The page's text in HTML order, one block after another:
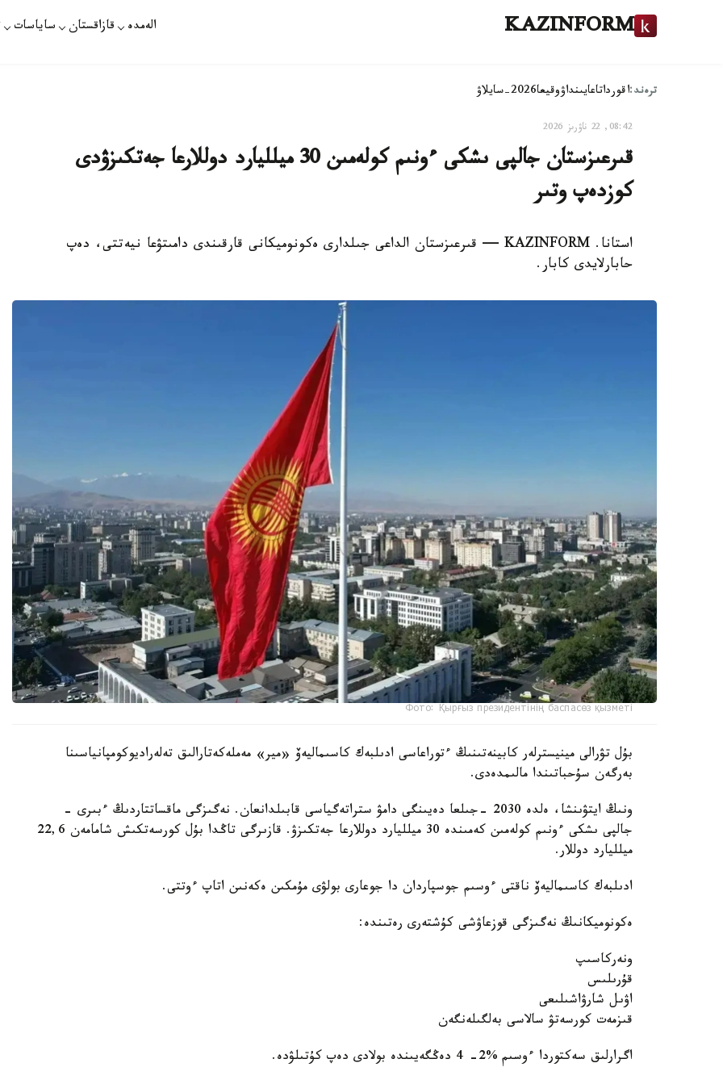
KAZINFORM الەمدە قازاقستان ساياسات
ترەند:اقورداتاعايىنداۋوقيعا2026-سايلاۋ
08:42, 22 ناۋرىز 2026
قىرعىزستان جالپى ىشكى ءونىم كولەمىن 30 ميلليارد دوللارعا جەتكىزۋدى
كوزدەپ وتىر
استانا. KAZINFORM — قىرعىزستان الداعى جىلدارى ەكونوميكانى قارقىندى دامىتۋعا نيەتتى، دەپ
حابارلايدى كابار.
Фото: Қырғыз президентінің баспасөз қызметі
بۇل تۋرالى مينيسترلەر كابينەتىنىڭ ءتوراعاسى ادىلبەك كاسىماليەۆ «مير» مەملەكەتارالىق تەلەراديوكومپانياسىنا
بەرگەن سۇحباتىندا مالىمدەدى.
ونىڭ ايتۋىنشا، ەلدە 2030 -جىلعا دەيىنگى دامۋ ستراتەگياسى قابىلدانعان. نەگىزگى ماقساتتاردىڭ ءبىرى -
جالپى ىشكى ءونىم كولەمىن كەمىندە 30 ميلليارد دوللارعا جەتكىزۋ. قازىرگى تاڭدا بۇل كورسەتكىش شامامەن 22,6
ميلليارد دوللار.
ادىلبەك كاسىماليەۆ ناقتى ءوسىم جوسپاردان دا جوعارى بولۋى مۇمكىن ەكەنىن اتاپ ءوتتى.
ەكونوميكانىڭ نەگىزگى قوزعاۋشى كۇشتەرى رەتىندە:
ونەركاسىپ
قۇرىلىس
اۋىل شارۋاشىلىعى
قىزمەت كورسەتۋ سالاسى بەلگىلەنگەن
اگرارلىق سەكتوردا ءوسىم %2- 4 دەڭگەيىندە بولادى دەپ كۇتىلۋدە.